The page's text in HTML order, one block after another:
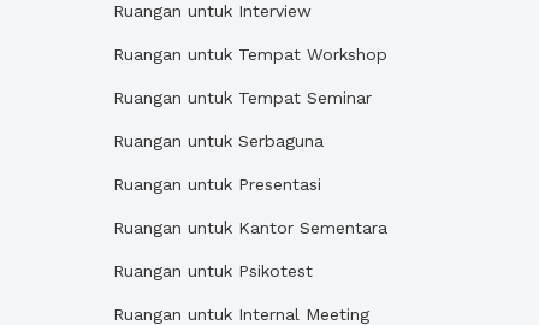
Ruangan untuk Interview
Ruangan untuk Tempat Workshop
Ruangan untuk Tempat Seminar
Ruangan untuk Serbaguna
Ruangan untuk Presentasi
Ruangan untuk Kantor Sementara
Ruangan untuk Psikotest
Ruangan untuk Internal Meeting